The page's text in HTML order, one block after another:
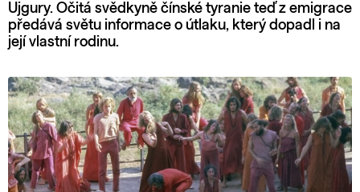
Ujgury. Očitá svědkyně čínské tyranie teď z emigrace
předává světu informace o útlaku, který dopadl i na
její vlastní rodinu.